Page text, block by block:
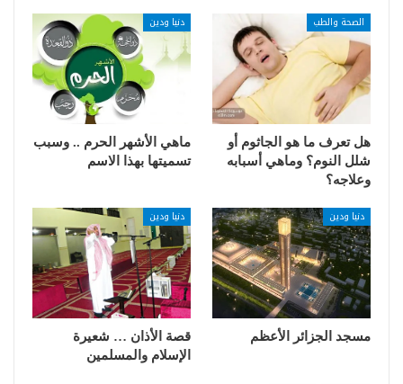
الصحة والطب
هل تعرف ما هو الجاثوم أو
شلل النوم؟ وماهي أسبابه
وعلاجه؟
دنيا ودين
ماهي الأشهر الحرم .. وسبب
تسميتها بهذا الاسم
دنيا ودين
مسجد الجزائر الأعظم
دنيا ودين
قصة الأذان … شعيرة
الإسلام والمسلمين